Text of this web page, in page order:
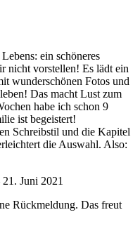
ein schöneres
nicht vorstellen! Es lädt ein
wunderschönen Fotos und
Das macht Lust zum
habe ich schon 9
ist begeistert!
Schreibstil und die Kapitel
die Auswahl. Also:
21. Juni 2021
Rückmeldung. Das freut